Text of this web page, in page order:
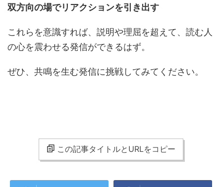
双方向の場でリアクションを引き出す
これらを意識すれば、説明や理屈を超えて、読む人
の心を震わせる発信ができるはず。
ぜひ、共鳴を生む発信に挑戦してみてください。
この記事タイトルとURLをコピー